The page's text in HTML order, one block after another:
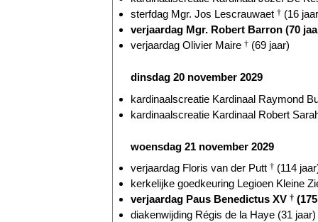
sterfdag Mgr. Jos Lescrauwaet † (16
verjaardag Mgr. Robert Barron (70
verjaardag Olivier Maire † (69 jaar)
dinsdag 20 november 2029
kardinaalscreatie Kardinaal Raymond
kardinaalscreatie Kardinaal Robert
woensdag 21 november 2029
verjaardag Floris van der Putt † (114
kerkelijke goedkeuring Legioen Kleine
verjaardag Paus Benedictus XV †
diakenwijding Régis de la Haye (31 jaar)